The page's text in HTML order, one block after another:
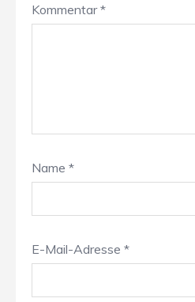
Kommentar*
Name *
E-Mail-Adresse *